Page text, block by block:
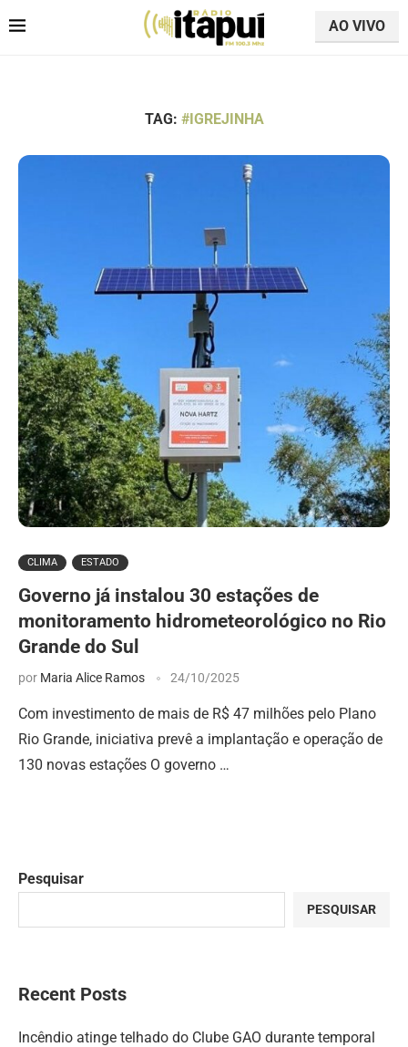
AO VIVO
TAG: #IGREJINHA
CLIMA ESTADO
Governo já instalou 30 estações de
monitoramento hidrometeorológico no Rio
Grande do Sul
por Maria Alice Ramos 24/10/2025
Com investimento de mais de R$ 47 milhões pelo Plano
Rio Grande, iniciativa prevê a implantação e operação de
130 novas estações O governo …
Pesquisar
PESQUISAR
Recent Posts
Incêndio atinge telhado do Clube GAO durante temporal